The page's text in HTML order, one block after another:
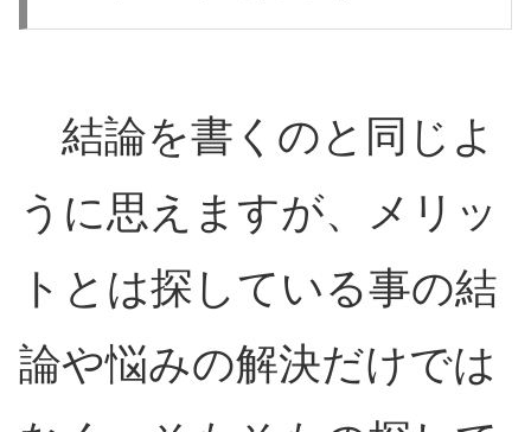
結論を書くのと同じよ
うに思えますが、メリッ
トとは探している事の結
論や悩みの解決だけでは